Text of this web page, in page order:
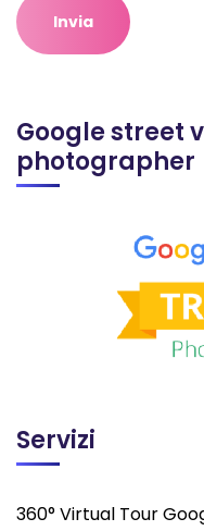
Google street
photographer
Servizi
360° Virtual Tour